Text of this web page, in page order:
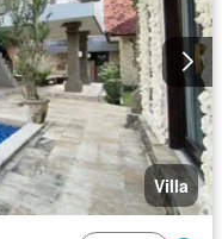
Villa